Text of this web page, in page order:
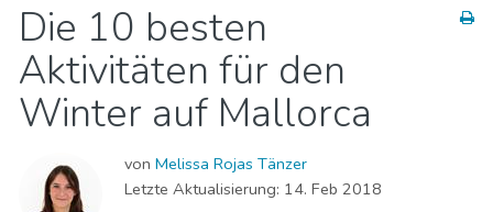
Essen & Restaurants
Familienspaß
Lokale Veranstaltungen
Museen & Kunst
Natur & Freizeit
Shoppen
Sport & Abenteuer
Strände
Unterkunft
Die 10 besten
Aktivitäten für den
Winter auf Mallorca
von Melissa Rojas Tänzer
Letzte Aktualisierung: 14. Feb 2018